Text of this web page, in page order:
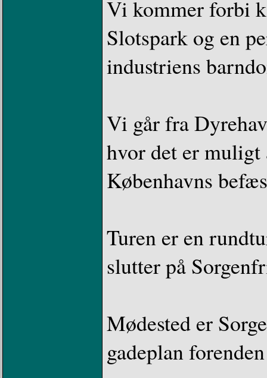
Vi kommer forbi
Slotspark og en
industriens
Vi går fra
hvor det er
Københavns
Turen er en
slutter på
Mødested er
gadeplan